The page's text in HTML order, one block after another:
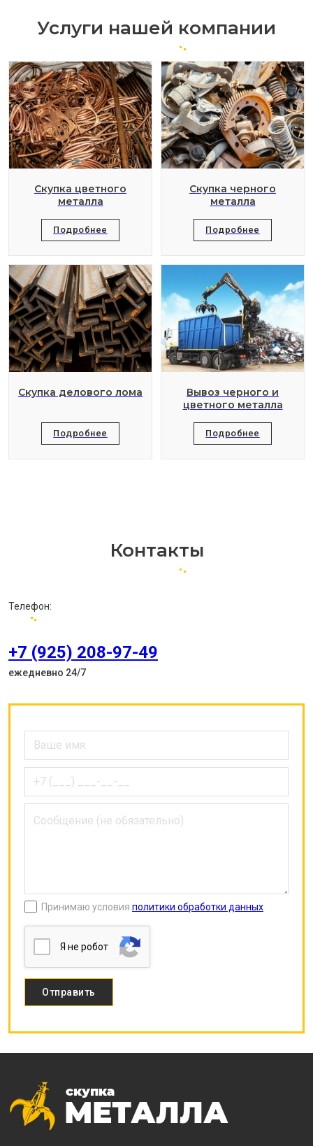
Услуги нашей компании
Скупка цветного
металла
Подробнее
Скупка черного
металла
Подробнее
Скупка делового лома
Подробнее
Вывоз черного и
цветного металла
Подробнее
Контакты
Телефон:
+7 (925) 208-97-49
ежедневно 24/7
Принимаю условия политики обработки данных
Я нe poбoт